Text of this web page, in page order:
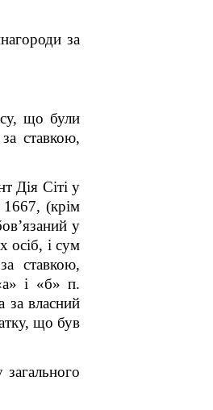
за
що були
ставкою,
Дія Сіті у
1667, (крім
у
осіб, і сум
ставкою,
і «б» п.
за власний
що був